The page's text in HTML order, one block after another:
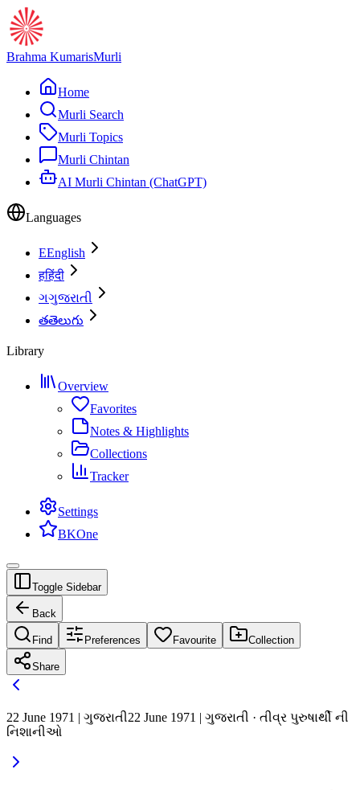
Brahma KumarisMurli
Home
Murli Search
Murli Topics
Murli Chintan
AI Murli Chintan (ChatGPT)
Languages
EEnglish
हहिंदी
ગગુજરાતી
తతెలుగు
Library
Overview
Favorites
Notes & Highlights
Collections
Tracker
Settings
BKOne
Toggle Sidebar
Back
Find Preferences Favourite Collection
Share
22 June 1971 | ગુજરાતી22 June 1971 | ગુજરાતી · તીવ્ર પુરુષાર્થી ની
નિશાનીઓ